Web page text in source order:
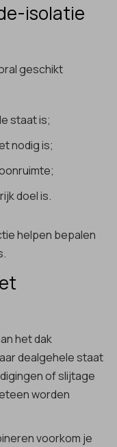
isolatie
geschikt
staat is;
nodig is;
doel is.
helpen bepalen
het dak
dealgehele staat
of slijtage
worden
voorkom je